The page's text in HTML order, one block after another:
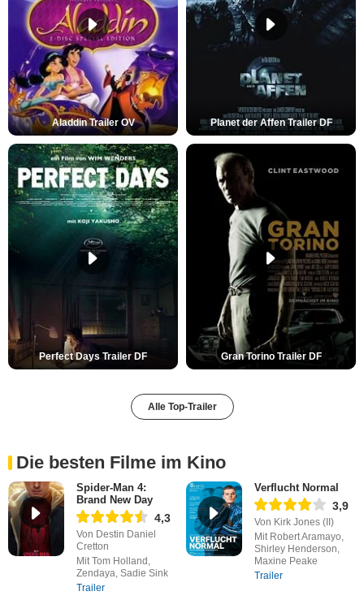
Aladdin Trailer OV Planet der Affen Trailer DF
Perfect Days Trailer DF Gran Torino Trailer DF
Alle Top-Trailer
Die besten Filme im Kino
Spider-Man 4:
Brand New Day
4,3
Von Destin Daniel
Cretton
Mit Tom Holland,
Zendaya, Sadie Sink
Trailer
Verflucht Normal
3,9
Von Kirk Jones (II)
Mit Robert Aramayo,
Shirley Henderson,
Maxine Peake
Trailer